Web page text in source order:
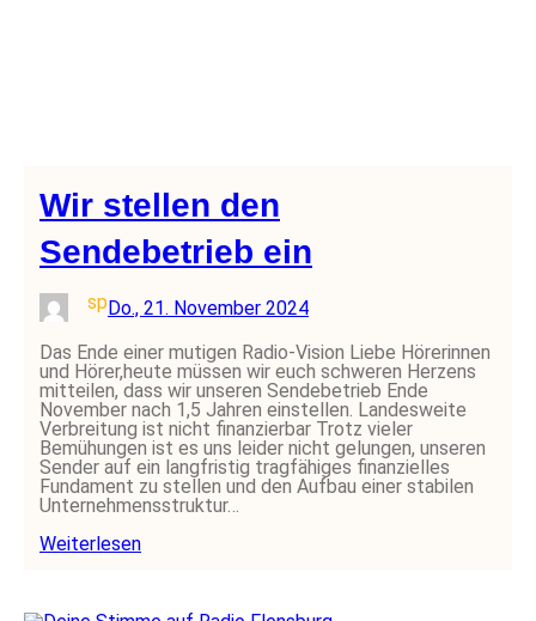
Wir stellen den
Sendebetrieb ein
spDo., 21. November 2024
Das Ende einer mutigen Radio-Vision Liebe Hörerinnen
und Hörer,heute müssen wir euch schweren Herzens
mitteilen, dass wir unseren Sendebetrieb Ende
November nach 1,5 Jahren einstellen. Landesweite
Verbreitung ist nicht finanzierbar Trotz vieler
Bemühungen ist es uns leider nicht gelungen, unseren
Sender auf ein langfristig tragfähiges finanzielles
Fundament zu stellen und den Aufbau einer stabilen
Unternehmensstruktur…
Weiterlesen